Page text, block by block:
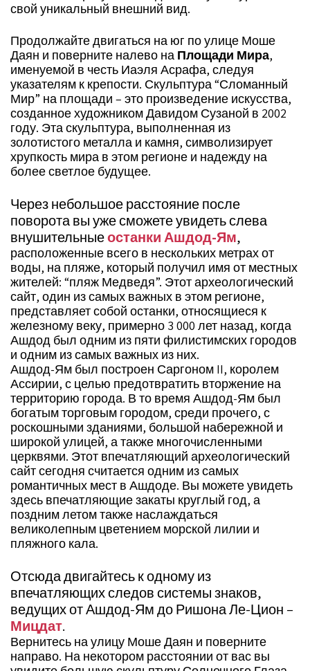
свой уникальный внешний вид.
Продолжайте двигаться на юг по улице Моше
Даян и поверните налево на Площади Мира,
именуемой в честь Иаэля Асрафа, следуя
указателям к крепости. Скульптура “Сломанный
Мир” на площади – это произведение искусства,
созданное художником Давидом Сузаной в 2002
году. Эта скульптура, выполненная из
золотистого металла и камня, символизирует
хрупкость мира в этом регионе и надежду на
более светлое будущее.
Через небольшое расстояние после
поворота вы уже сможете увидеть слева
внушительныеостанки Ашдод-Ям,
расположенные всего в нескольких метрах от
воды, на пляже, который получил имя от местных
жителей: “пляж Медведя”. Этот археологический
сайт, один из самых важных в этом регионе,
представляет собой останки, относящиеся к
железному веку, примерно 3 000 лет назад, когда
Ашдод был одним из пяти филистимских городов
и одним из самых важных из них.
Ашдод-Ям был построен Саргоном II, королем
Ассирии, с целью предотвратить вторжение на
территорию города. В то время Ашдод-Ям был
богатым торговым городом, среди прочего, с
роскошными зданиями, большой набережной и
широкой улицей, а также многочисленными
церквями. Этот впечатляющий археологический
сайт сегодня считается одним из самых
романтичных мест в Ашдоде. Вы можете увидеть
здесь впечатляющие закаты круглый год, а
поздним летом также наслаждаться
великолепным цветением морской лилии и
пляжного кала.
Отсюда двигайтесь к одному из
впечатляющих следов системы знаков,
ведущих от Ашдод-Ям до Ришона Ле-Цион –
Мицдат.
Вернитесь на улицу Моше Даян и поверните
направо. На некотором расстоянии от вас вы